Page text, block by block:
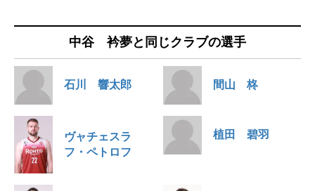
中谷 衿夢と同じクラブの選手
石川 響太郎 間山 柊
ヴャチェスラ
フ・ペトロフ
植田 碧羽